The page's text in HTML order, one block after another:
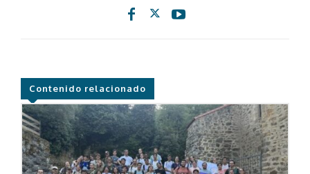
Contenido relacionado